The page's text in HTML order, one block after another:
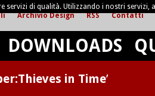
Archivio Design RSS Contatti
DOWNLOADS
in Time’
servizi di qualità. Utilizzando i nostri servizi,